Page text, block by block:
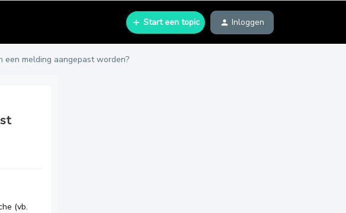
Start een topic Inloggen
een melding aangepast worden?
(vb.